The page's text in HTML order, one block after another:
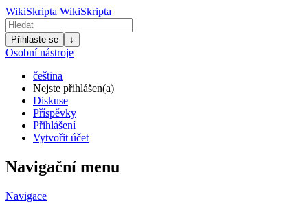
WikiSkripta WikiSkripta
Přihlaste se ↓
Osobní nástroje
čeština
Nejste přihlášen(a)
Diskuse
Příspěvky
Přihlášení
Vytvořit účet
Navigační menu
Navigace